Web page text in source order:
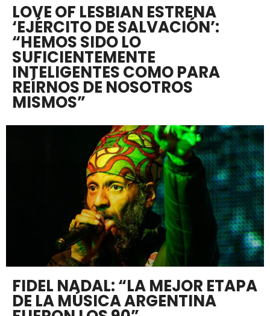
LOVE OF LESBIAN ESTRENA
‘EJÉRCITO DE SALVACIÓN’:
“HEMOS SIDO LO
SUFICIENTEMENTE
INTELIGENTES COMO PARA
REÍRNOS DE NOSOTROS
MISMOS”
FIDEL NADAL: “LA MEJOR ETAPA
DE LA MÚSICA ARGENTINA